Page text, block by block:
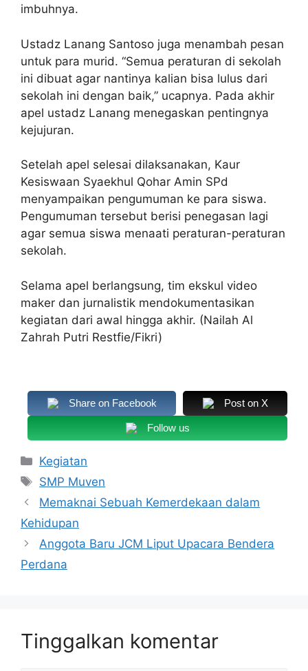
imbuhnya.
Ustadz Lanang Santoso juga menambah pesan
untuk para murid. “Semua peraturan di sekolah
ini dibuat agar nantinya kalian bisa lulus dari
sekolah ini dengan baik,” ucapnya. Pada akhir
apel ustadz Lanang menegaskan pentingnya
kejujuran.
Setelah apel selesai dilaksanakan, Kaur
Kesiswaan Syaekhul Qohar Amin SPd
menyampaikan pengumuman ke para siswa.
Pengumuman tersebut berisi penegasan lagi
agar semua siswa menaati peraturan-peraturan
sekolah.
Selama apel berlangsung, tim ekskul video
maker dan jurnalistik mendokumentasikan
kegiatan dari awal hingga akhir. (Nailah Al
Zahrah Putri Restfie/Fikri)
Share on Facebook Post on X
Follow us
Kategori
Kegiatan
Tag
SMP Muven
Memaknai Sebuah Kemerdekaan dalam
Kehidupan
Anggota Baru JCM Liput Upacara Bendera
Perdana
Tinggalkan komentar